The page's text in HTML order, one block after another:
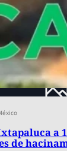
a
de